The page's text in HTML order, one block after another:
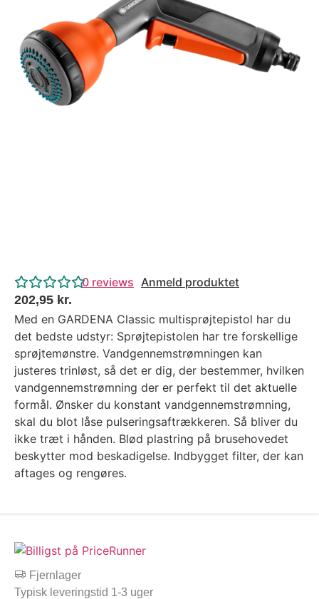
4.4 Google Reviews
4.7 Trustpilot
0 reviews Anmeld produktet
202,95 kr.
Med en GARDENA Classic multisprøjtepistol har du
det bedste udstyr: Sprøjtepistolen har tre forskellige
sprøjtemønstre. Vandgennemstrømningen kan
justeres trinløst, så det er dig, der bestemmer, hvilken
vandgennemstrømning der er perfekt til det aktuelle
formål. Ønsker du konstant vandgennemstrømning,
skal du blot låse pulseringsaftrækkeren. Så bliver du
ikke træt i hånden. Blød plastring på brusehovedet
beskytter mod beskadigelse. Indbygget filter, der kan
aftages og rengøres.
Fjernlager
Typisk leveringstid 1-3 uger